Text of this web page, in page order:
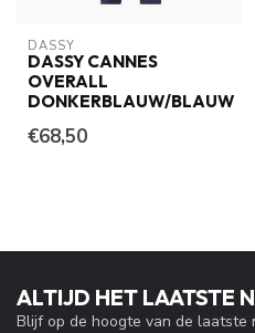
DASSY
DASSY CANNES
OVERALL
DONKERBLAUW/BLAUW
€68,50
ALTIJD HET LAATSTE
Blijf op de hoogte van de laatste